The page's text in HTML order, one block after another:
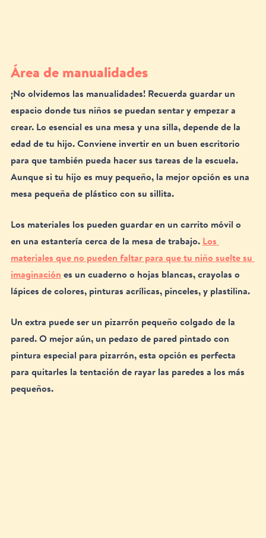
Área de manualidades
¡No olvidemos las manualidades! Recuerda guardar un
espacio donde tus niños se puedan sentar y empezar a
crear. Lo esencial es una mesa y una silla, depende de la
edad de tu hijo. Conviene invertir en un buen escritorio
para que también pueda hacer sus tareas de la escuela.
Aunque si tu hijo es muy pequeño, la mejor opción es una
mesa pequeña de plástico con su sillita.
Los materiales los pueden guardar en un carrito móvil o
en una estantería cerca de la mesa de trabajo. Los
materiales que no pueden faltar para que tu niño suelte su
imaginación es un cuaderno o hojas blancas, crayolas o
lápices de colores, pinturas acrílicas, pinceles, y plastilina.
Un extra puede ser un pizarrón pequeño colgado de la
pared. O mejor aún, un pedazo de pared pintado con
pintura especial para pizarrón, esta opción es perfecta
para quitarles la tentación de rayar las paredes a los más
pequeños.